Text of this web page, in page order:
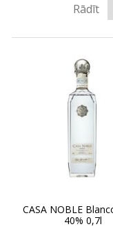
Rādīt
CASA NOBLE
40% 0,7l